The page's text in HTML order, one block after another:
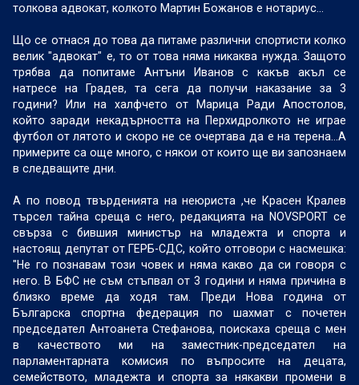
толкова адвокат, колкото Мартин Божанов е нотариус...
Що се отнася до това да питаме различни спортисти колко
велик "адвокат" е, то от това няма никаква нужда. Защото
трябва да попитаме Антъни Иванов с какъв акъл се
натресе на Градев, та сега да получи наказание за 3
години? Или на халфчето от Марица Ради Апостолов,
който заради некадърността на Перхидролкото не играе
футбол от лятото и скоро не се очертава да е на терена...А
примерите са още много, с някои от които ще ви запознаем
в следващите дни.
А по повод твърденията на неюриста ,че Красен Кралев
търсел тайна среща с него, редакцията на NOVSPORT се
свърза с бившия министър на младежта и спорта и
настоящ депутат от ГЕРБ-СДС, който отговори с насмешка:
"Не го познавам този човек и няма какво да си говоря с
него. В БФС не съм стъпвал от 3 години и няма причина в
близко време да ходя там. Преди Нова година от
Българска спортна федерация по шахмат с почетен
председател Антоанета Стефанова, поискаха среща с мен
в качеството ми на заместник-председател на
парламентарната комисия по въпросите на децата,
семейството, младежта и спорта за някакви промени в